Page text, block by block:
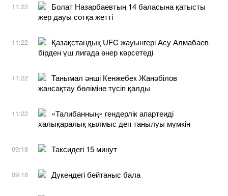
11:22
Болат Назарбаевтың 14 баласына қатысты
жер дауы сотқа жетті
11:22
Қазақстандық UFC жауынгері Асу Алмабаев
бірден үш лигада өнер көрсетеді
11:22
Танымал әнші Кенжебек Жанәбілов
жансақтау бөліміне түсіп қалды
11:22
«Талибанның» гендерлік апартеиді
халықаралық қылмыс деп танылуы мүмкін
09:18 Таксидегі 15 минут
09:18 Дүкендегі бейтаныс бала